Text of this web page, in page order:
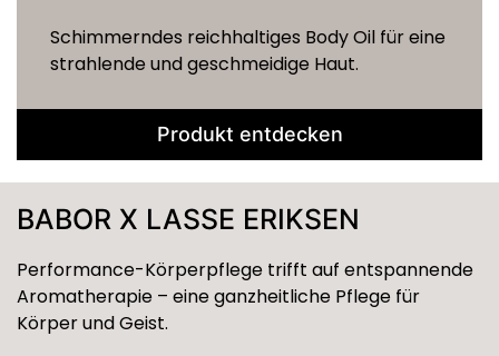
Schimmerndes reichhaltiges Body Oil für eine
strahlende und geschmeidige Haut.
Produkt entdecken
BABOR X LASSE ERIKSEN
Performance-Körperpflege trifft auf entspannende
Aromatherapie – eine ganzheitliche Pflege für
Körper und Geist.